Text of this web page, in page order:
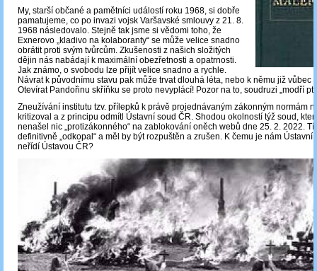
My, starší občané a pamětníci událostí roku 1968, si dobře
pamatujeme, co po invazi vojsk Varšavské smlouvy z 21. 8.
1968 následovalo. Stejně tak jsme si vědomi toho, že
Exnerovo „kladivo na kolaboranty“ se může velice snadno
obrátit proti svým tvůrcům. Zkušenosti z našich složitých
dějin nás nabádají k maximální obezřetnosti a opatrnosti.
Jak známo, o svobodu lze přijít velice snadno a rychle.
Návrat k původnímu stavu pak může trvat dlouhá léta, nebo k němu již vůbec
Otevírat Pandořinu skříňku se proto nevyplácí! Pozor na to, soudruzi „modří
Zneužívání institutu tzv. přílepků k právě projednávaným zákonným normám
kritizoval a z principu odmítl Ústavní soud ČR. Shodou okolností týž soud,
nenašel nic „protizákonného“ na zablokování oněch webů dne 25. 2. 2022.
definitivně „odkopal“ a měl by být rozpuštěn a zrušen. K čemu je nám Ústavní
neřídí Ústavou ČR?